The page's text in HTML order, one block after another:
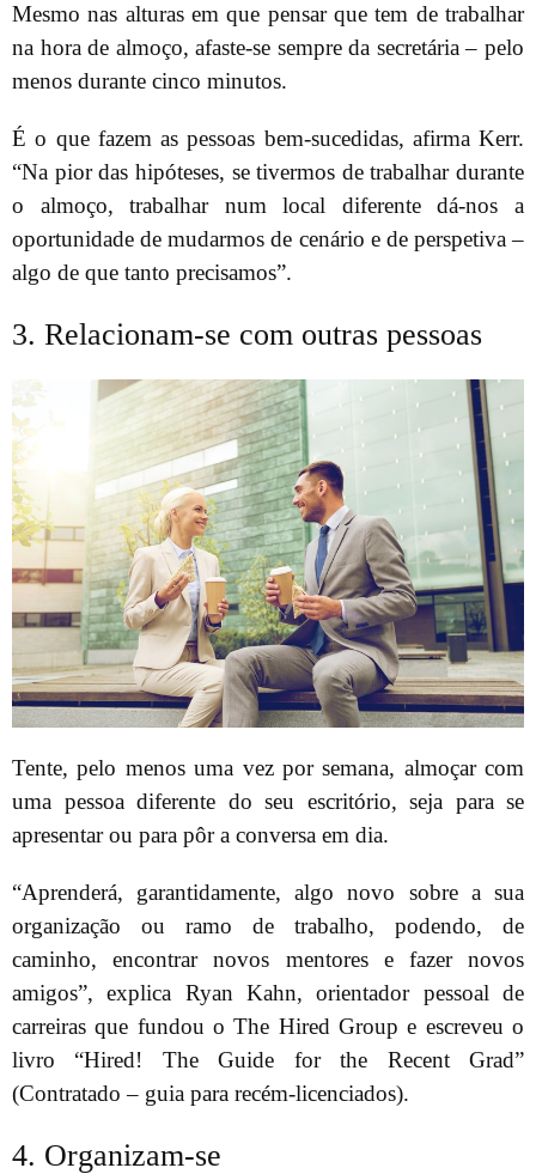
Mesmo nas alturas em que pensar que tem de trabalhar
na hora de almoço, afaste-se sempre da secretária – pelo
menos durante cinco minutos.
É o que fazem as pessoas bem-sucedidas, afirma Kerr.
“Na pior das hipóteses, se tivermos de trabalhar durante
o almoço, trabalhar num local diferente dá-nos a
oportunidade de mudarmos de cenário e de perspetiva –
algo de que tanto precisamos”.
3. Relacionam-se com outras pessoas
Tente, pelo menos uma vez por semana, almoçar com
uma pessoa diferente do seu escritório, seja para se
apresentar ou para pôr a conversa em dia.
“Aprenderá, garantidamente, algo novo sobre a sua
organização ou ramo de trabalho, podendo, de
caminho, encontrar novos mentores e fazer novos
amigos”, explica Ryan Kahn, orientador pessoal de
carreiras que fundou o The Hired Group e escreveu o
livro “Hired! The Guide for the Recent Grad”
(Contratado – guia para recém-licenciados).
4. Organizam-se